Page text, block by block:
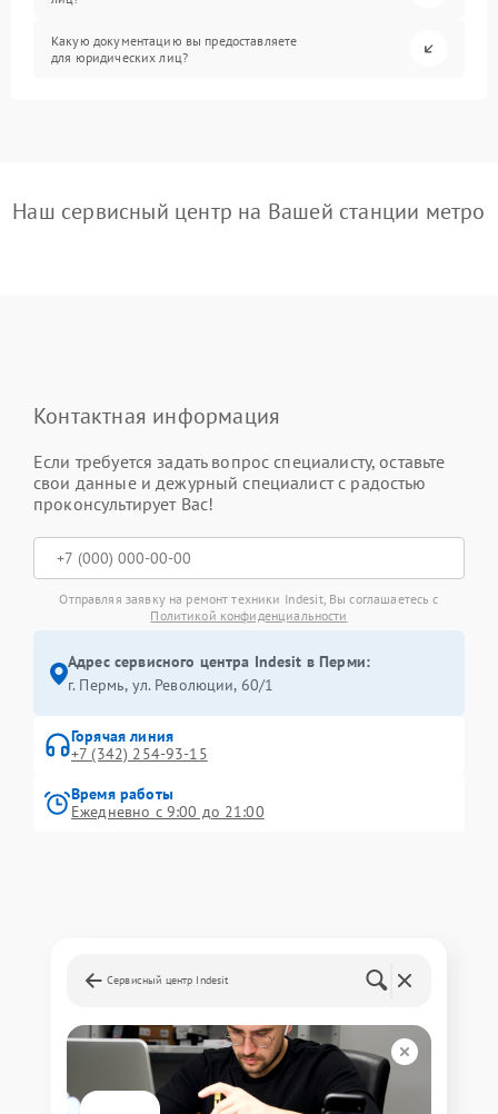
Какую документацию вы предоставляете
для юридических лиц?
Наш сервисный центр на Вашей станции метро
Контактная информация
Если требуется задать вопрос специалисту, оставьте
свои данные и дежурный специалист с радостью
проконсультирует Вас!
Отправляя заявку на ремонт техники Indesit, Вы соглашаетесь с
Политикой конфиденциальности
Адрес сервисного центра Indesit в Перми:
г. Пермь, ул. ​Революции, 60/1
Горячая линия
+7 (342) 254-93-15
Время работы
Ежедневно с 9:00 до 21:00
Сервисный центр Indesit